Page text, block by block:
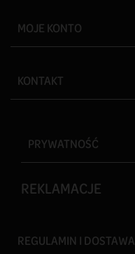
MOJE KONTO
KONTAKT
PRYWATNOŚĆ
REKLAMACJE
REGULAMIN I DOSTAWA